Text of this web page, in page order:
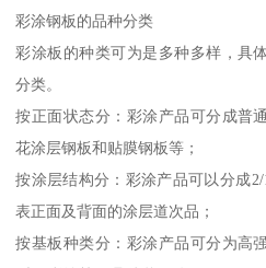
彩涂钢板的品种分类
彩涂板的种类可为是多种多样，具
分类。
按正面状态分：彩涂产品可分成普
花涂层钢板和贴膜钢板等；
按涂层结构分：彩涂产品可以分成
表正面及背面的涂层道次品；
按基板种类分：彩涂产品可分为高